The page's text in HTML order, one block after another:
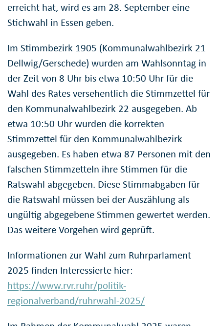
erreicht hat, wird es am 28. September eine
Stichwahl in Essen geben.
Im Stimmbezirk 1905 (Kommunalwahlbezirk 21
Dellwig/Gerschede) wurden am Wahlsonntag in
der Zeit von 8 Uhr bis etwa 10:50 Uhr für die
Wahl des Rates versehentlich die Stimmzettel für
den Kommunalwahlbezirk 22 ausgegeben. Ab
etwa 10:50 Uhr wurden die korrekten
Stimmzettel für den Kommunalwahlbezirk
ausgegeben. Es haben etwa 87 Personen mit den
falschen Stimmzetteln ihre Stimmen für die
Ratswahl abgegeben. Diese Stimmabgaben für
die Ratswahl müssen bei der Auszählung als
ungültig abgegebene Stimmen gewertet werden.
Das weitere Vorgehen wird geprüft.
Informationen zur Wahl zum Ruhrparlament
2025 finden Interessierte hier:
https://www.rvr.ruhr/politik-
regionalverband/ruhrwahl-2025/